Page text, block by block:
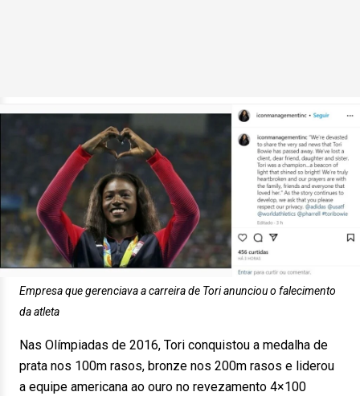
Empresa que gerenciava a carreira de Tori anunciou o falecimento
da atleta
Nas Olímpiadas de 2016, Tori conquistou a medalha de
prata nos 100m rasos, bronze nos 200m rasos e liderou
a equipe americana ao ouro no revezamento 4×100